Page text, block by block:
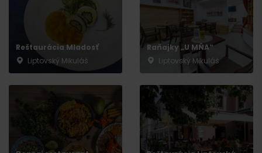
Reštaurácia Mladosť
Liptovský Mikuláš
Raňajky „U MŇA“
Liptovský Mikuláš
Príchod